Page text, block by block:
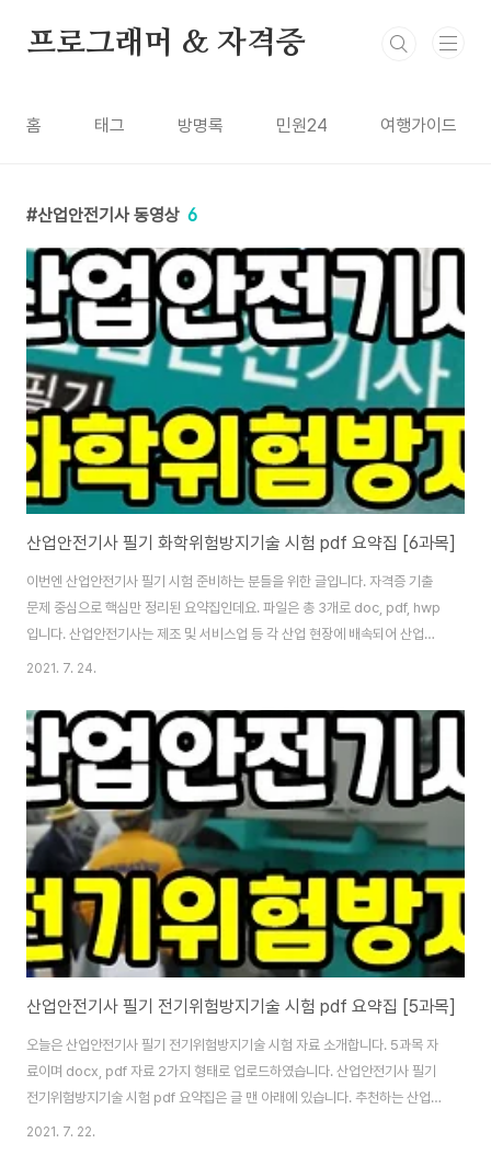
프로그래머 & 자격증
홈 태그 방명록 민원24 여행가이드
산업안전기사 동영상 6
산업안전기사 필기 화학위험방지기술 시험 pdf 요약집 [6과목]
이번엔 산업안전기사 필기 시험 준비하는 분들을 위한 글입니다. 자격증 기출
문제 중심으로 핵심만 정리된 요약집인데요. 파일은 총 3개로 doc, pdf, hwp
입니다. 산업안전기사는 제조 및 서비스업 등 각 산업 현장에 배속되어 산업재
해 예방계획의 수립에 관한 사항을 수행하며, 작업환경의 점검 및 개선에 관한
자의 안전교육 및 훈련에 관한 업무를 수행합니다. 그래서 오늘 소개하는 pdf
화학위험방지기술 자료와 자격증 필기 교재 함께 보는 걸 추천합니다. [산업안
전기사 필기 화학위험방지기술 요약] 산업안전기사 필기 기계위험방지기술 시
험 pdf 요약집 [3과목] 산업안전기사 필기 건설안전기술 시험 pdf 요약집 [4
과목] 산업안전..
2021. 7. 24.
산업안전기사 필기 전기위험방지기술 시험 pdf 요약집 [5과목]
오늘은 산업안전기사 필기 전기위험방지기술 시험 자료 소개합니다. 5과목 자
료이며 docx, pdf 자료 2가지 형태로 업로드하였습니다. 산업안전기사 필기
전기위험방지기술 시험 pdf 요약집은 글 맨 아래에 있습니다. 추천하는 산업안
전기사 필기 문제집 저는 Win-Q 산업안전기사 필기 단기완성을 주로 추천하
2021. 7. 22.